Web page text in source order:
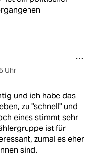
Uhr
und ich habe das
zu "schnell" und
eines stimmt sehr
ist für
zumal es eher
sind.